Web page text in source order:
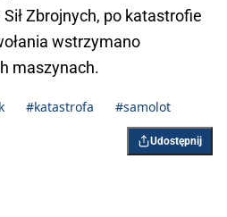
Zbrojnych, po katastrofie
wstrzymano
maszynach.
#katastrofa #samolot
Udostępnij